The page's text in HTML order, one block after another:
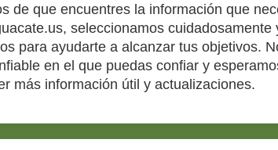
de que encuentres la información que
seleccionamos cuidadosamente
para ayudarte a alcanzar tus objetivos.
en el que puedas confiar y
más información útil y actualizaciones.